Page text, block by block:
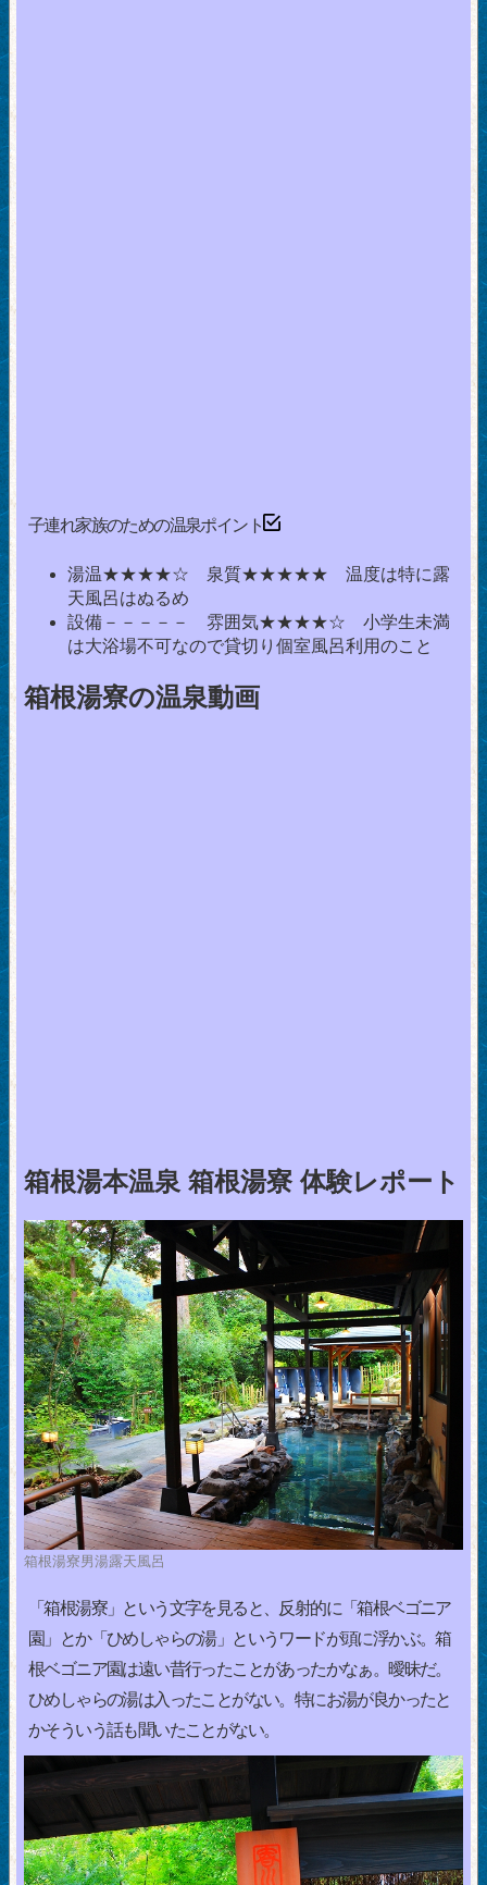
子連れ家族のための温泉ポイント
湯温★★★★☆ 泉質★★★★★ 温度は特に露
天風呂はぬるめ
設備－－－－－ 雰囲気★★★★☆ 小学生未満
は大浴場不可なので貸切り個室風呂利用のこと
箱根湯寮の温泉動画
箱根湯本温泉 箱根湯寮 体験レポート
箱根湯寮男湯露天風呂
「箱根湯寮」という文字を見ると、反射的に「箱根ベゴニア
園」とか「ひめしゃらの湯」というワードが頭に浮かぶ。箱
根ベゴニア園は遠い昔行ったことがあったかなぁ。曖昧だ。
ひめしゃらの湯は入ったことがない。特にお湯が良かったと
かそういう話も聞いたことがない。